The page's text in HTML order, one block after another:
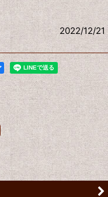
2022/12/21